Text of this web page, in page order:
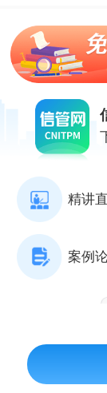
精讲
案例